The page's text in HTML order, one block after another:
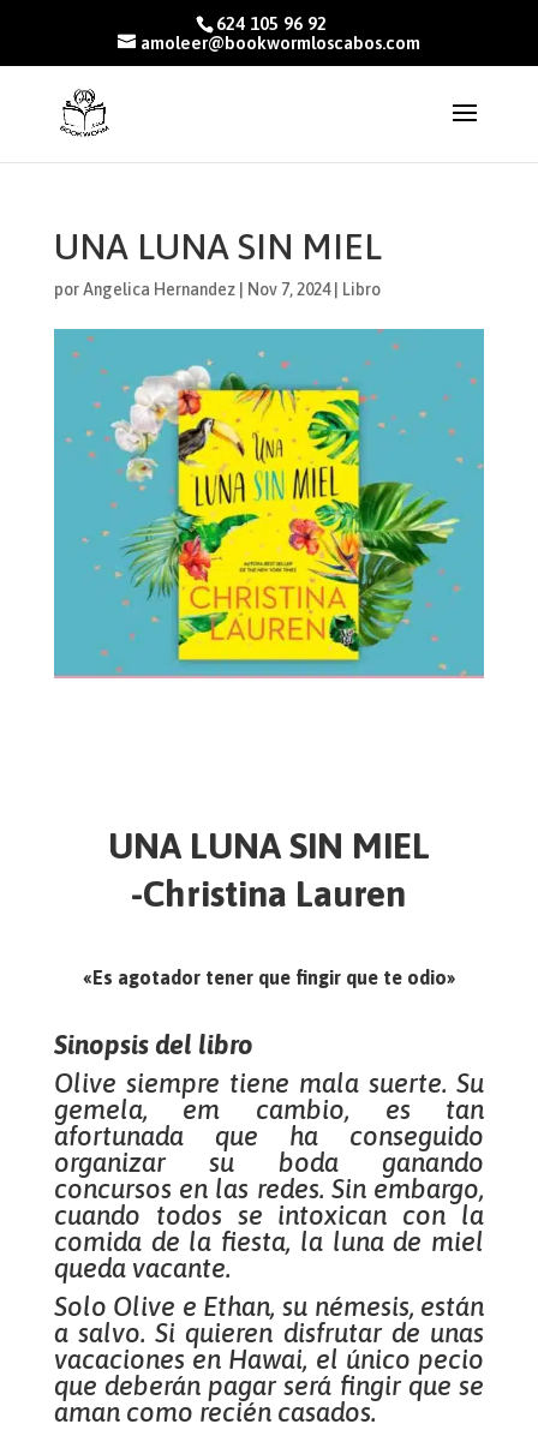
624 105 96 92
amoleer@bookwormloscabos.com
UNA LUNA SIN MIEL
porAngelica Hernandez| Nov 7, 2024| Libro
UNA LUNA SIN MIEL
-Christina Lauren
«Es agotador tener que fingir que te odio»
Sinopsis del libro
Olive siempre tiene mala suerte. Su
gemela, em cambio, es tan
afortunada que ha conseguido
organizar su boda ganando
concursos en las redes. Sin embargo,
cuando todos se intoxican con la
comida de la fiesta, la luna de miel
queda vacante.
Solo Olive e Ethan, su némesis, están
a salvo. Si quieren disfrutar de unas
vacaciones en Hawai, el único pecio
que deberán pagar será fingir que se
aman como recién casados.